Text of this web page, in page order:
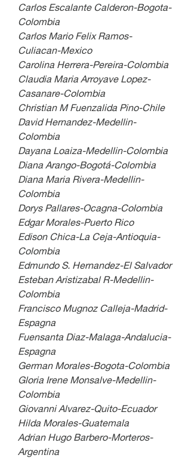
Carlos Escalante Calderon-Bogota-
Colombia
Carlos Mario Felix Ramos-
Culiacan-Mexico
Carolina Herrera-Pereira-Colombia
Claudia Maria Arroyave Lopez-
Casanare-Colombia
Christian M Fuenzalida Pino-Chile
David Hernandez-Medellin-
Colombia
Dayana Loaiza-Medellin-Colombia
Diana Arango-Bogotá-Colombia
Diana Maria Rivera-Medellin-
Colombia
Dorys Pallares-Ocagna-Colombia
Edgar Morales-Puerto Rico
Edison Chica-La Ceja-Antioquia-
Colombia
Edmundo S. Hernandez-El Salvador
Esteban Aristizabal R-Medellin-
Colombia
Francisco Mugnoz Calleja-Madrid-
Espagna
Fuensanta Diaz-Malaga-Andalucia-
Espagna
German Morales-Bogota-Colombia
Gloria Irene Monsalve-Medellin-
Colombia
Giovanni Alvarez-Quito-Ecuador
Hilda Morales-Guatemala
Adrian Hugo Barbero-Morteros-
Argentina